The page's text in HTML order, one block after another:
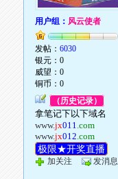
用户组： 风云使者
发帖：6030
银元：0
威望：0
铜币：0
（历史记录）
拿笔记下以下域名
www.jx011.com
www.jx012.com
极限★开奖直播
加关注 发消息